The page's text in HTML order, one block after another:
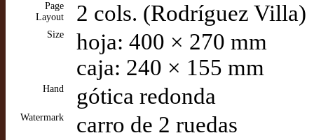
Page
Layout
2 cols. (Rodríguez Villa)
Size
hoja: 400 × 270 mm
caja: 240 × 155 mm
Hand gótica redonda
Watermark carro de 2 ruedas